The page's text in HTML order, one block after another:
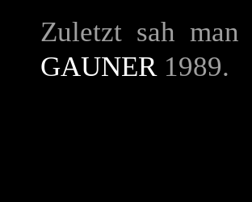
Zuletzt sah
GAUNER1989.